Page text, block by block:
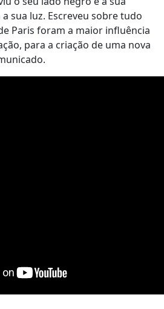
sua luz. Escreveu sobre tudo
Paris foram a maior influência
para a criação de uma nova